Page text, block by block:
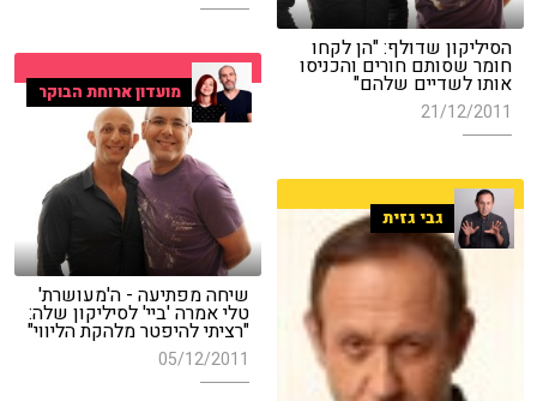
הסיליקון שדולף: "הן לקחו
חומר שסותם חורים והכניסו
אותו לשדיים שלהם"
21/12/2011
מועדון ארוחת הבוקר
שיחה מפתיעה - ה'מעושרת'
טלי אמרה 'ביי' לסיליקון שלה:
"רציתי להיפטר מלהקת הליווי"
05/12/2011
גבי גזית